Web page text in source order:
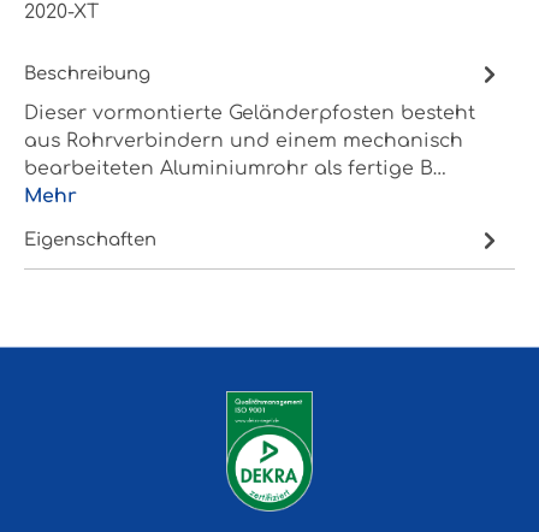
2020-XT
Beschreibung
Dieser vormontierte Geländerpfosten besteht
aus Rohrverbindern und einem mechanisch
bearbeiteten Aluminiumrohr als fertige B…
Mehr
Eigenschaften